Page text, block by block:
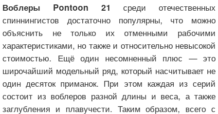
Воблеры Pontoon 21
среди отечественных
спиннингистов достаточно популярны, что можно
объяснить не только их отменными рабочими
характеристиками, но также и относительно невысокой
стоимостью. Ещё один несомненный плюс — это
широчайший модельный ряд, который насчитывает не
один десяток приманок. При этом каждая из серий
состоит из воблеров разной длины и веса, а также
заглубления и плавучести. Таким образом, всего с